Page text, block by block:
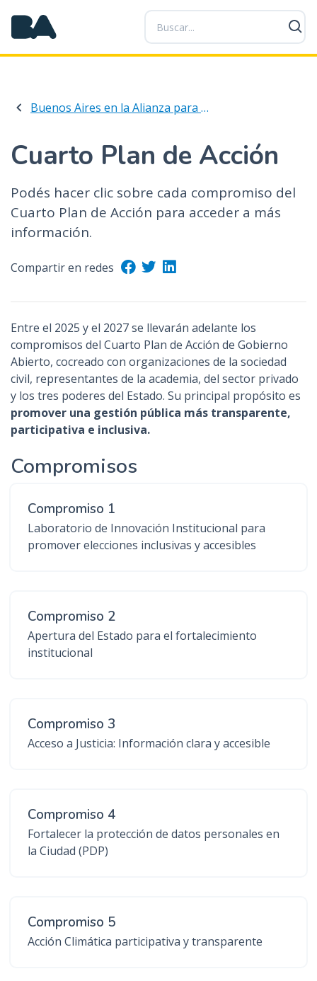
P
a
s
a
l
n
e
n
o
r
n
c
i
p
a
l
Buenos Aires en la Alianza para el Gobierno Abierto
Cuarto Plan de Acción
Podés hacer clic sobre cada compromiso del
Cuarto Plan de Acción para acceder a más
información.
Compartir en redes
Entre el 2025 y el 2027 se llevarán adelante los
compromisos del Cuarto Plan de Acción de Gobierno
Abierto, cocreado con organizaciones de la sociedad
civil, representantes de la academia, del sector privado
y los tres poderes del Estado. Su principal propósito es
promover una gestión pública más transparente,
participativa e inclusiva.
Compromisos
Compromiso 1
Laboratorio de Innovación Institucional para
promover elecciones inclusivas y accesibles
Compromiso 2
Apertura del Estado para el fortalecimiento
institucional
Compromiso 3
Acceso a Justicia: Información clara y accesible
Compromiso 4
Fortalecer la protección de datos personales en
la Ciudad (PDP)
Compromiso 5
Acción Climática participativa y transparente